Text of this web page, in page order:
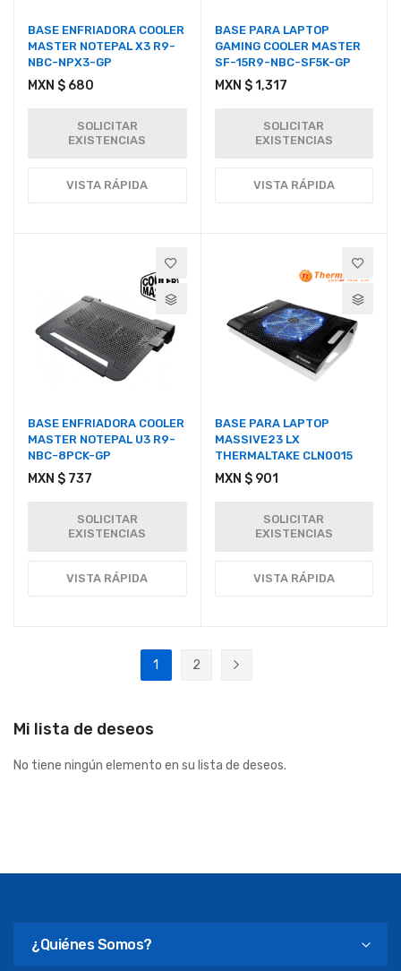
BASE ENFRIADORA COOLER
MASTER NOTEPAL X3 R9-
NBC-NPX3-GP
MXN $ 680
SOLICITAR
EXISTENCIAS
VISTA RÁPIDA
BASE PARA LAPTOP
GAMING COOLER MASTER
SF-15R9-NBC-SF5K-GP
MXN $ 1,317
SOLICITAR
EXISTENCIAS
VISTA RÁPIDA
BASE ENFRIADORA COOLER
MASTER NOTEPAL U3 R9-
NBC-8PCK-GP
MXN $ 737
SOLICITAR
EXISTENCIAS
VISTA RÁPIDA
BASE PARA LAPTOP
MASSIVE23 LX
THERMALTAKE CLN0015
MXN $ 901
SOLICITAR
EXISTENCIAS
VISTA RÁPIDA
Página
Actualmente estás leyendo página
1
2
Mi lista de deseos
No tiene ningún elemento en su lista de deseos.
¿Quiénes Somos?